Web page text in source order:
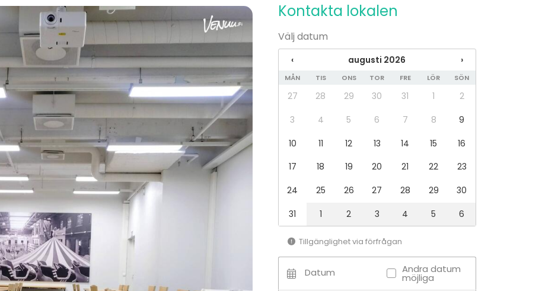
Kontakta lokalen
Välj datum
‹ augusti 2026 ›
MÅN TIS ONS TOR FRE LÖR SÖN
27 28 29 30 31 1
2
3
4 5 6 7 8
9
10
11 12 13 14 15
16
17
18 19 20 21 22
23
24
25 26 27 28 29
30
31
1 2 3 4 5 6
Tillgänglighet via förfrågan
Datum Andra datum
möjliga